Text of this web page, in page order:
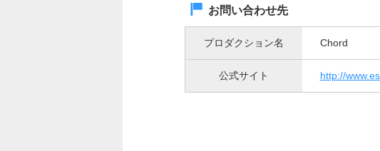
お問い合わせ先
プロダクション名 Chord
公式サイト http://